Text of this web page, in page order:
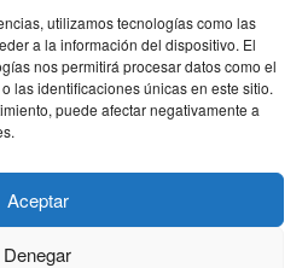
utilizamos tecnologías como las
a la información del dispositivo. El
nos permitirá procesar datos como el
las identificaciones únicas en este sitio.
puede afectar negativamente a
Aceptar
Denegar
raspberrypi
Web Sostenibilidad
torrent
server Windows